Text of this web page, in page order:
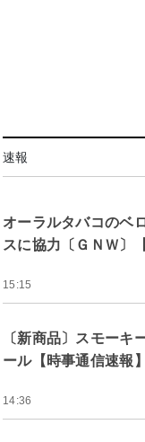
速報
オーラルタバコのベ
スに協力〔ＧＮＷ〕
15:15
〔新商品〕スモーキ
ール【時事通信速報】
14:36